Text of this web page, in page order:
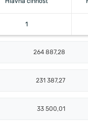
1
264 887,28
231 387,27
33 500,01